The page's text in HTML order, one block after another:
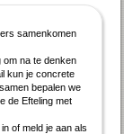
samenkomen
om na te denken
kun je concrete
bepalen we
de Efteling met
of meld je aan als